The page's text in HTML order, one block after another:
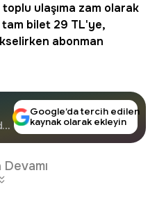
ulaşıma zam olarak
tam bilet 29 TL'ye,
abonman
Google’da tercih edilen
kaynak olarak ekleyin